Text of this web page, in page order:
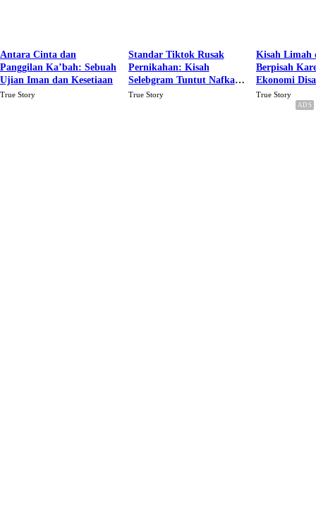
Antara Cinta dan
Panggilan Ka’bah: Sebuah
Ujian Iman dan Kesetiaan
True Story
Standar Tiktok Rusak
Pernikahan: Kisah
Selebgram Tuntut Nafkah
Rp.15 Juta Perbulan
True Story
Kisah Limah
Berpisah
Ekonomi
Karena Cinta
True Story